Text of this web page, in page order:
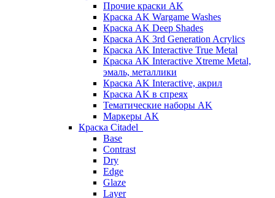
Прочие краски AK
Краска AK Wargame Washes
Краска AK Deep Shades
Краска AK 3rd Generation Acrylics
Краска AK Interactive True Metal
Краска AK Interactive Xtreme Metal,
эмаль, металлики
Краска AK Interactive, акрил
Краска AK в спреях
Тематические наборы AK
Маркеры AK
Краска Citadel
Base
Contrast
Dry
Edge
Glaze
Layer